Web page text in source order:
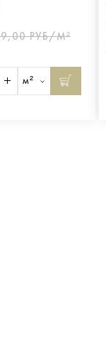
РУБ/М²
м²